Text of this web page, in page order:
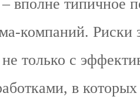
вполне типичное
компаний. Риски
только с
в